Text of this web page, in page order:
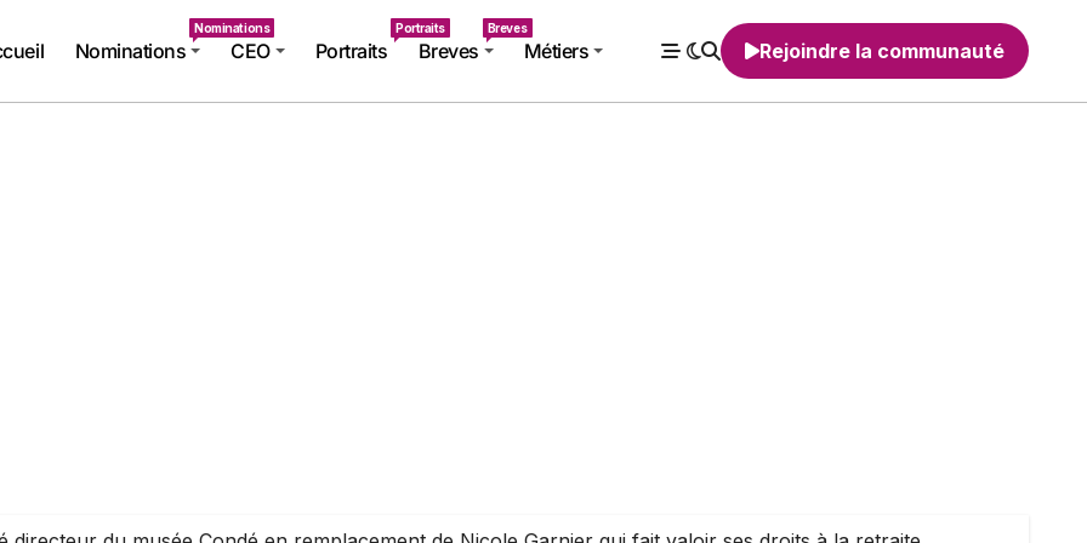
Nominations
Nominations
CEO Portraits
Portraits
Breves
Breves
Métiers Rejoindre la communauté